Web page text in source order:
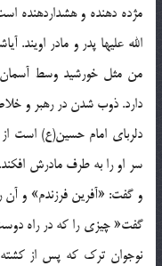
مژده دهنده و هشداردهنده
الله عليها پدر و مادر اويند.
من مثل خورشيد وسط
دارد. ذوب شدن در رهبر و
دلرباي امام حسين(ع) است
سر او را به طرف مادرش
و گفت: «آفرين فرزندم» و
گفت« چيزي را که در راه
نوجوان ترک که پس از